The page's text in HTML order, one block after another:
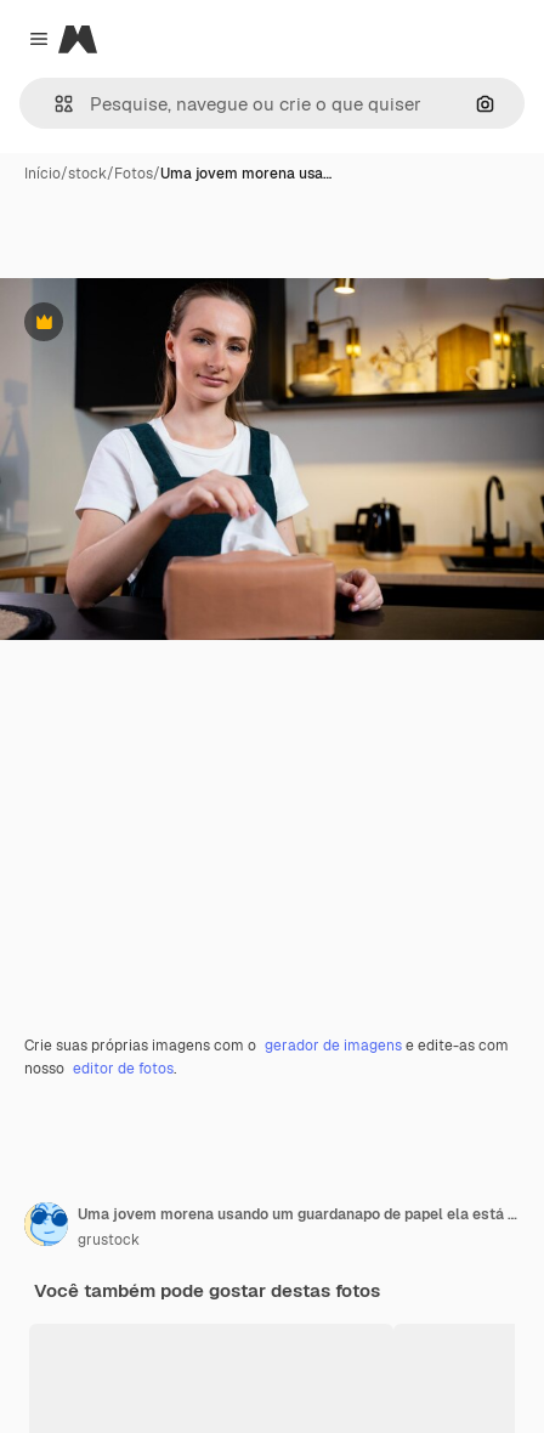
Close menu
Magnific
Início/stock/Fotos/Uma jovem morena usa…
Premium
Crie suas próprias imagens com o gerador de imagense edite-as com
nosso editor de fotos.
Uma jovem morena usando um guardanapo de papel ela está com o nariz escorrendo ela assoa o nariz
grustock
Você também pode gostar destas fotos